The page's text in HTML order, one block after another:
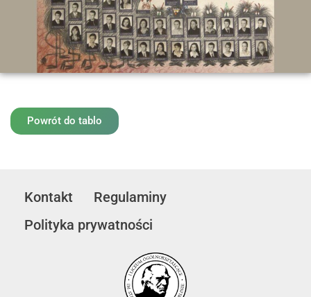
Powrót do tablo
Kontakt
Regulaminy
Polityka prywatności